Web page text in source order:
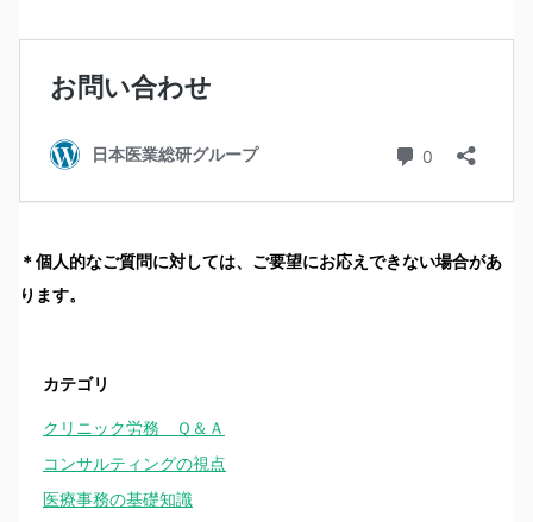
＊個人的なご質問に対しては、ご要望にお応えできない場合があ
ります。
カテゴリ
クリニック労務 Ｑ＆Ａ
コンサルティングの視点
医療事務の基礎知識